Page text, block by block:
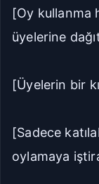
[Oy kullanma
üyelerine
[Üyelerin bir
[Sadece
oylamaya